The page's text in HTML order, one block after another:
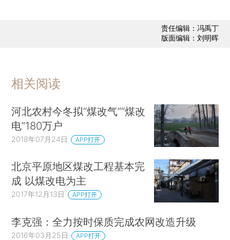
责任编辑：冯禹丁
版面编辑：刘明晖
相关阅读
河北农村今冬拟“煤改气”“煤改
电”180万户
2018年07月24日 APP打开
北京平原地区煤改工程基本完
成 以煤改电为主
2017年12月13日 APP打开
李克强：全力按时保质完成农网改造升级
2016年03月25日 APP打开